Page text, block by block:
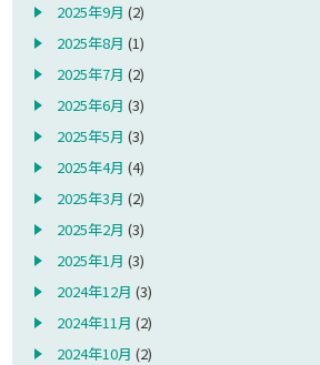
2025年9月 (2)
2025年8月 (1)
2025年7月 (2)
2025年6月 (3)
2025年5月 (3)
2025年4月 (4)
2025年3月 (2)
2025年2月 (3)
2025年1月 (3)
2024年12月 (3)
2024年11月 (2)
2024年10月 (2)